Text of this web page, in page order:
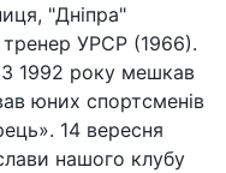
"Дніпра"
УРСР (1966).
З 1992 року мешкав
юних спортсменів
14 вересня
нашого клубу